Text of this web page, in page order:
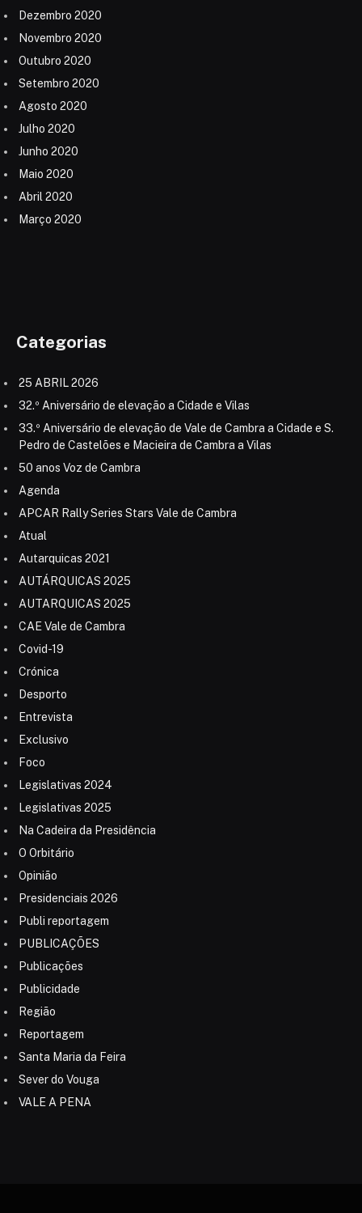
Dezembro 2020
Novembro 2020
Outubro 2020
Setembro 2020
Agosto 2020
Julho 2020
Junho 2020
Maio 2020
Abril 2020
Março 2020
Categorias
25 ABRIL 2026
32.º Aniversário de elevação a Cidade e Vilas
33.º Aniversário de elevação de Vale de Cambra a Cidade e S.
Pedro de Castelões e Macieira de Cambra a Vilas
50 anos Voz de Cambra
Agenda
APCAR Rally Series Stars Vale de Cambra
Atual
Autarquicas 2021
AUTÁRQUICAS 2025
AUTARQUICAS 2025
CAE Vale de Cambra
Covid-19
Crónica
Desporto
Entrevista
Exclusivo
Foco
Legislativas 2024
Legislativas 2025
Na Cadeira da Presidência
O Orbitário
Opinião
Presidenciais 2026
Publi reportagem
PUBLICAÇÕES
Publicações
Publicidade
Região
Reportagem
Santa Maria da Feira
Sever do Vouga
VALE A PENA